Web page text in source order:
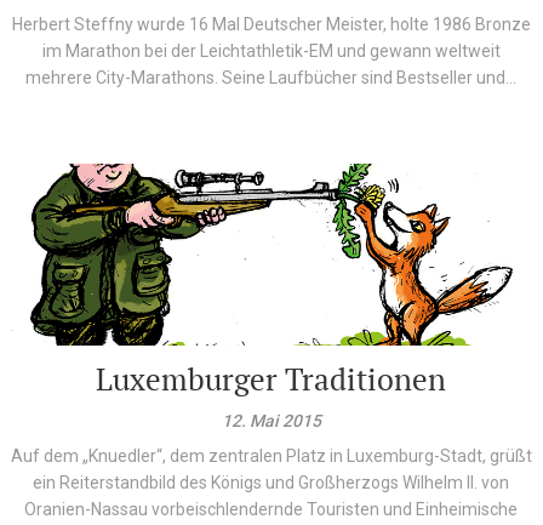
Herbert Steffny wurde 16 Mal Deutscher Meister, holte 1986 Bronze
im Marathon bei der Leichtathletik-EM und gewann weltweit
mehrere City-Marathons. Seine Laufbücher sind Bestseller und...
Luxemburger Traditionen
12. Mai 2015
Auf dem „Knuedler“, dem zentralen Platz in Luxemburg-Stadt, grüßt
ein Reiterstandbild des Königs und Großherzogs Wilhelm II. von
Oranien-Nassau vorbeischlendernde Touristen und Einheimische